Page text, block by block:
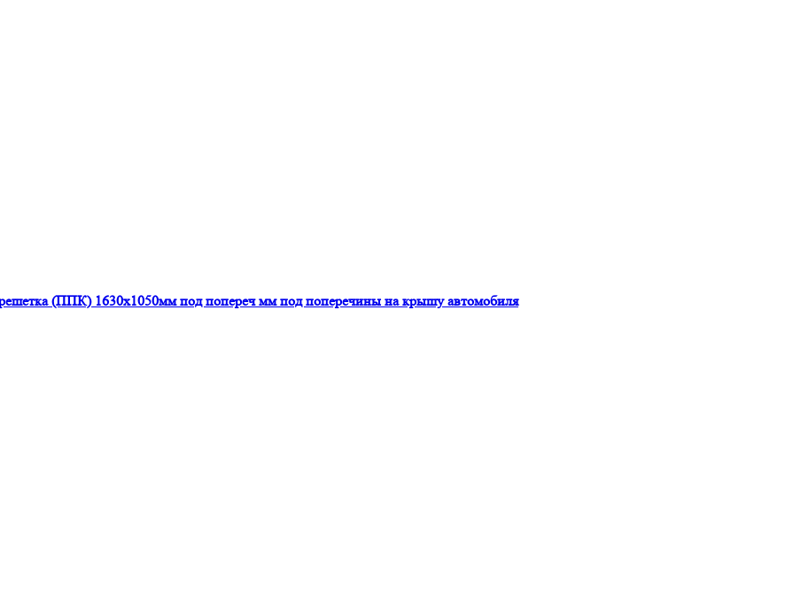
(ППК) 1630х1050мм под попереч мм под поперечины на крышу автомобиля